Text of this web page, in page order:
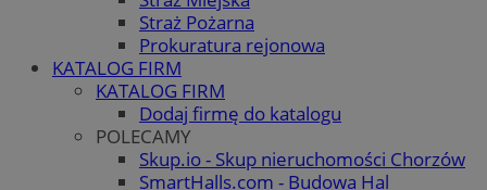
Straż Pożarna
Prokuratura rejonowa
KATALOG FIRM
KATALOG FIRM
Dodaj firmę do katalogu
POLECAMY
Skup.io - Skup nieruchomości Chorzów
SmartHalls.com - Budowa Hal